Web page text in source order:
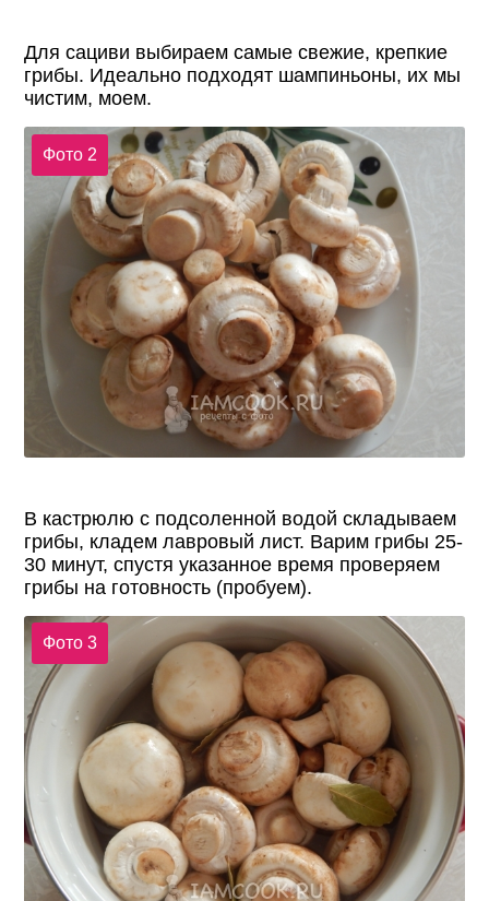
Для сациви выбираем самые свежие, крепкие
грибы. Идеально подходят шампиньоны, их мы
чистим, моем.
Фото 2
В кастрюлю с подсоленной водой складываем
грибы, кладем лавровый лист. Варим грибы 25-
30 минут, спустя указанное время проверяем
грибы на готовность (пробуем).
Фото 3